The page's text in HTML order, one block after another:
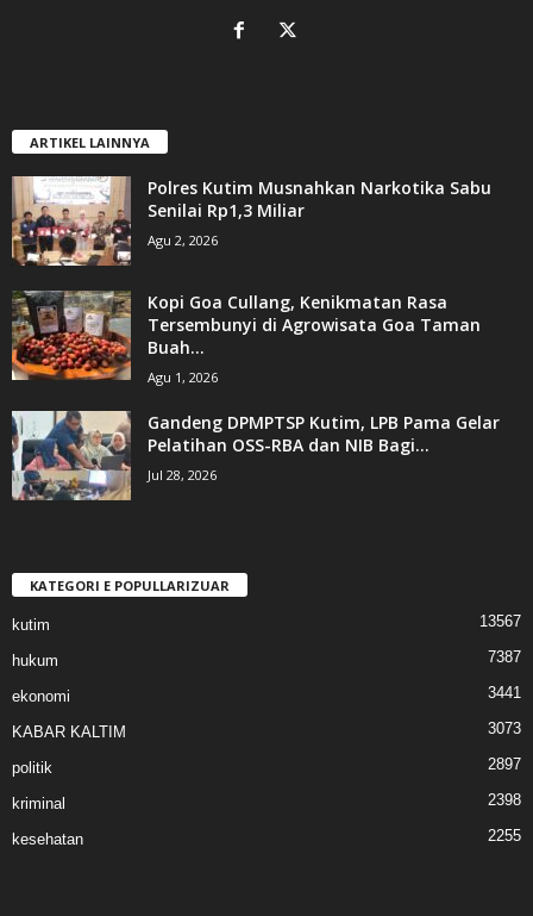
ARTIKEL LAINNYA
Polres Kutim Musnahkan Narkotika Sabu
Senilai Rp1,3 Miliar
Agu 2, 2026
Kopi Goa Cullang, Kenikmatan Rasa
Tersembunyi di Agrowisata Goa Taman
Buah...
Agu 1, 2026
Gandeng DPMPTSP Kutim, LPB Pama Gelar
Pelatihan OSS-RBA dan NIB Bagi...
Jul 28, 2026
KATEGORI E POPULLARIZUAR
kutim 13567
hukum 7387
ekonomi 3441
KABAR KALTIM 3073
politik 2897
kriminal 2398
kesehatan 2255